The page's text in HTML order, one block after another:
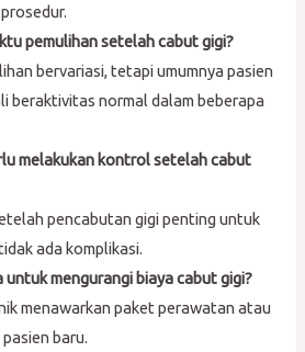
pemulihan setelah cabut gigi?
bervariasi, tetapi umumnya pasien
beraktivitas normal dalam beberapa
melakukan kontrol setelah cabut
pencabutan gigi penting untuk
ada komplikasi.
untuk mengurangi biaya cabut gigi?
menawarkan paket perawatan atau
baru.